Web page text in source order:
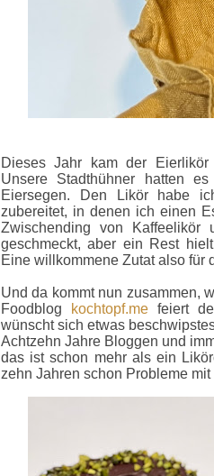
Dieses Jahr kam der
Unsere Stadthühner hatten
Eiersegen. Den Likör habe
zubereitet, in denen ich einen
Zwischending von Kaffeelikör
geschmeckt, aber ein Rest
Eine willkommene Zutat also für
Und da kommt nun zusammen,
Foodblog
kochtopf.me feiert
wünscht sich etwas
Achtzehn Jahre Bloggen und
das ist schon mehr als ein
zehn Jahren schon Probleme